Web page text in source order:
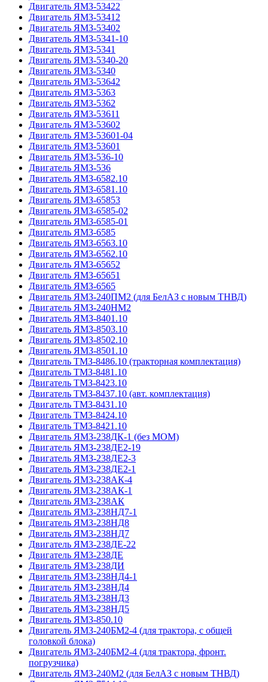
Двигатель ЯМЗ-53422
Двигатель ЯМЗ-53412
Двигатель ЯМЗ-53402
Двигатель ЯМЗ-5341-10
Двигатель ЯМЗ-5341
Двигатель ЯМЗ-5340-20
Двигатель ЯМЗ-5340
Двигатель ЯМЗ-53642
Двигатель ЯМЗ-5363
Двигатель ЯМЗ-5362
Двигатель ЯМЗ-53611
Двигатель ЯМЗ-53602
Двигатель ЯМЗ-53601-04
Двигатель ЯМЗ-53601
Двигатель ЯМЗ-536-10
Двигатель ЯМЗ-536
Двигатель ЯМЗ-6582.10
Двигатель ЯМЗ-6581.10
Двигатель ЯМЗ-65853
Двигатель ЯМЗ-6585-02
Двигатель ЯМЗ-6585-01
Двигатель ЯМЗ-6585
Двигатель ЯМЗ-6563.10
Двигатель ЯМЗ-6562.10
Двигатель ЯМЗ-65652
Двигатель ЯМЗ-65651
Двигатель ЯМЗ-6565
Двигатель ЯМЗ-240ПМ2 (для БелАЗ с новым ТНВД)
Двигатель ЯМЗ-240НМ2
Двигатель ЯМЗ-8401.10
Двигатель ЯМЗ-8503.10
Двигатель ЯМЗ-8502.10
Двигатель ЯМЗ-8501.10
Двигатель ТМЗ-8486.10 (тракторная комплектация)
Двигатель ТМЗ-8481.10
Двигатель ТМЗ-8423.10
Двигатель ТМЗ-8437.10 (авт. комплектация)
Двигатель ТМЗ-8431.10
Двигатель ТМЗ-8424.10
Двигатель ТМЗ-8421.10
Двигатель ЯМЗ-238ДК-1 (без МОМ)
Двигатель ЯМЗ-238ДЕ2-19
Двигатель ЯМЗ-238ДЕ2-3
Двигатель ЯМЗ-238ДЕ2-1
Двигатель ЯМЗ-238АК-4
Двигатель ЯМЗ-238АК-1
Двигатель ЯМЗ-238АК
Двигатель ЯМЗ-238НД7-1
Двигатель ЯМЗ-238НД8
Двигатель ЯМЗ-238НД7
Двигатель ЯМЗ-238ДЕ-22
Двигатель ЯМЗ-238ДЕ
Двигатель ЯМЗ-238ДИ
Двигатель ЯМЗ-238НД4-1
Двигатель ЯМЗ-238НД4
Двигатель ЯМЗ-238НД3
Двигатель ЯМЗ-238НД5
Двигатель ЯМЗ-850.10
Двигатель ЯМЗ-240БМ2-4 (для трактора, с общей
головкой блока)
Двигатель ЯМЗ-240БМ2-4 (для трактора, фронт.
погрузчика)
Двигатель ЯМЗ-240М2 (для БелАЗ с новым ТНВД)